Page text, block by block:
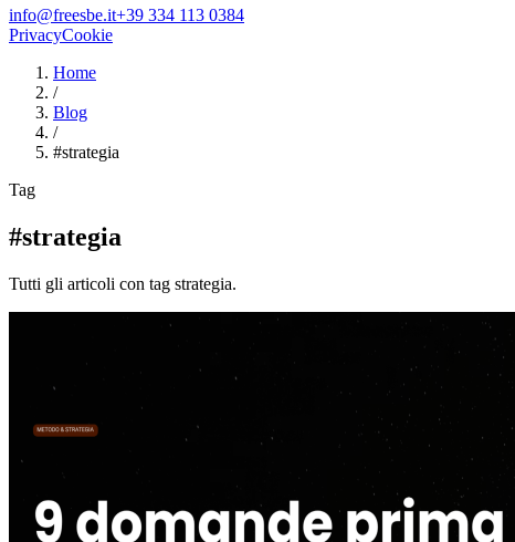
info@freesbe.it+39 334 113 0384
PrivacyCookie
Home
/
Blog
/
#strategia
Tag
#strategia
Tutti gli articoli con tag strategia.